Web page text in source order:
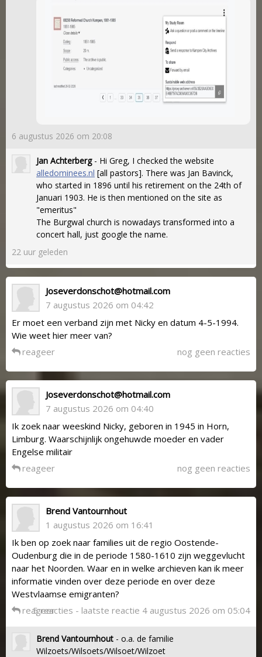
6 augustus 2026 om 20:08
Jan Achterberg- Hi Greg, I checked the website
alledominees.nl [all pastors]. There was Jan Bavinck,
who started in 1896 until his retirement on the 24th of
Januari 1903. He is then mentioned on the site as
"emeritus"
The Burgwal church is nowadays transformed into a
concert hall, just google the name.
22 uur geleden
Joseverdonschot@hotmail.com
7 augustus 2026 om 04:42
Er moet een verband zijn met Nicky en datum 4-5-1994.
Wie weet hier meer van?
reageer
nog geen reacties
Joseverdonschot@hotmail.com
7 augustus 2026 om 04:40
Ik zoek naar weeskind Nicky, geboren in 1945 in Horn,
Limburg. Waarschijnlijk ongehuwde moeder en vader
Engelse militair
reageer
nog geen reacties
Brend Vantournhout
1 augustus 2026 om 16:41
Ik ben op zoek naar families uit de regio Oostende-
Oudenburg die in de periode 1580-1610 zijn weggevlucht
naar het Noorden. Waar en in welke archieven kan ik meer
informatie vinden over deze periode en over deze
Westvlaamse emigranten?
reageer
5 reacties - laatste reactie 4 augustus 2026 om 05:04
Brend Vantournhout - o.a. de familie
Wilzoets/Wilsoets/Wilsoet/Wilzoet